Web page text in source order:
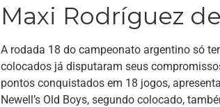
Maxi Rodríguez
A rodada 18 do campeonato argentino só
colocados já disputaram seus
pontos conquistados em 18 jogos,
Newell’s Old Boys, segundo colocado,